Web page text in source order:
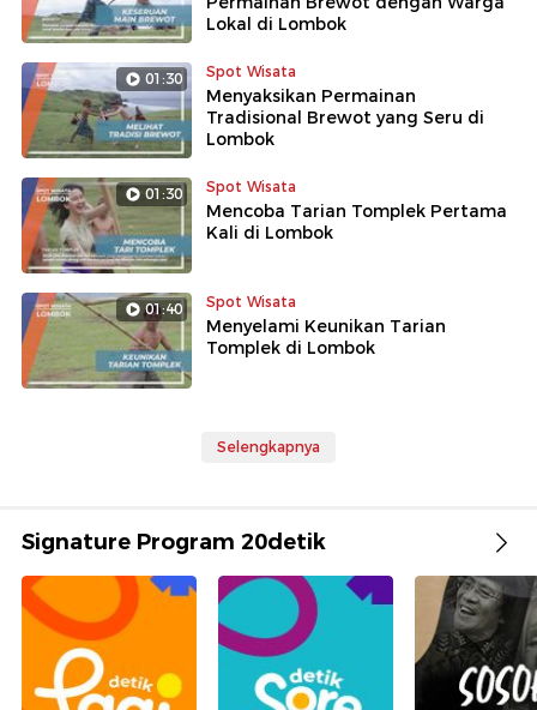
Lokal di Lombok
01:30 Spot Wisata
Menyaksikan Permainan
Tradisional Brewot yang Seru di
Lombok
01:30 Spot Wisata
Mencoba Tarian Tomplek Pertama
Kali di Lombok
01:40 Spot Wisata
Menyelami Keunikan Tarian
Tomplek di Lombok
Selengkapnya
Signature Program 20detik